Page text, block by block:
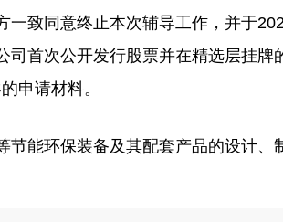
致同意终止本次辅导工作，并于
首次公开发行股票并在精选层挂牌
申请材料。
环保装备及其配套产品的设计、